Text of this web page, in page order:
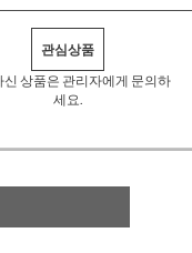
관심상품
신 상품은 관리자에게 문의하
세요.